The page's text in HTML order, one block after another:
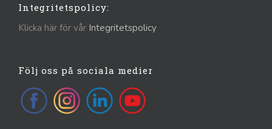
Integritetspolicy:
Klicka här för vår Integritetspolicy
Följ oss på sociala medier